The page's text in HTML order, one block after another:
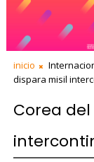
inicio
dispara misil
Corea